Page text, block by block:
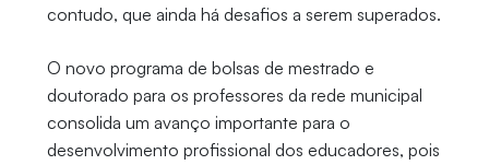
contudo, que ainda há desafios a serem superados.
O novo programa de bolsas de mestrado e
doutorado para os professores da rede municipal
consolida um avanço importante para o
desenvolvimento profissional dos educadores, pois